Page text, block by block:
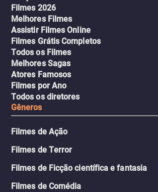
Filmes 2026
Melhores Filmes
Assistir Filmes Online
Filmes Grátis Completos
Todos os Filmes
Melhores Sagas
Atores Famosos
Filmes por Ano
Todos os diretores
Gêneros
Filmes de Ação
Filmes de Terror
Filmes de Ficção científica e fantasia
Filmes de Comédia